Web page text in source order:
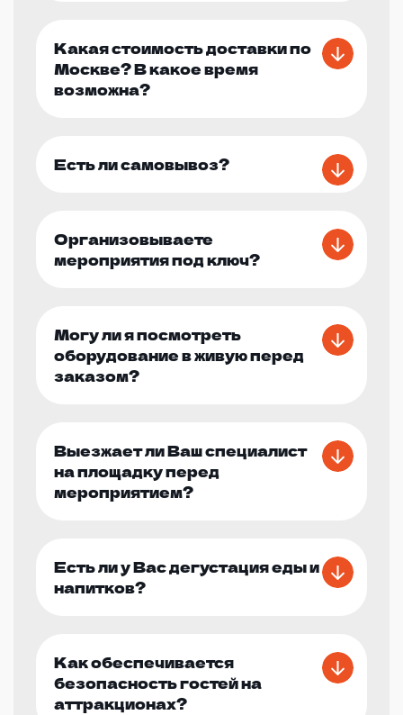
Какая стоимость доставки по
Москве? В какое время
возможна?
Есть ли самовывоз?
Организовываете
мероприятия под ключ?
Могу ли я посмотреть
оборудование в живую перед
заказом?
Выезжает ли Ваш специалист
на площадку перед
мероприятием?
Есть ли у Вас дегустация еды и
напитков?
Как обеспечивается
безопасность гостей на
аттракционах?